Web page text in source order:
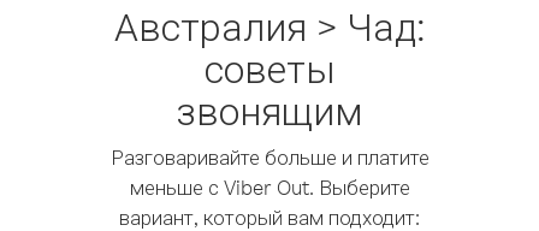
Австралия > Чад:
советы
звонящим
Разговаривайте больше и платите
меньше с Viber Out. Выберите
вариант, который вам подходит: